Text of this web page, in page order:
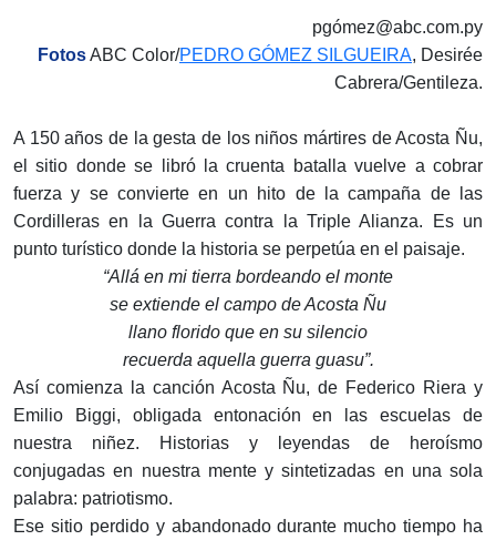
pgómez@abc.com.py
FotosABC Color/PEDRO GÓMEZ SILGUEIRA, Desirée
Cabrera/Gentileza.
A 150 años de la gesta de los niños mártires de Acosta Ñu,
el sitio donde se libró la cruenta batalla vuelve a cobrar
fuerza y se convierte en un hito de la campaña de las
Cordilleras en la Guerra contra la Triple Alianza. Es un
punto turístico donde la historia se perpetúa en el paisaje.
“Allá en mi tierra bordeando el monte
se extiende el campo de Acosta Ñu
llano florido que en su silencio
recuerda aquella guerra guasu”.
Así comienza la canción Acosta Ñu, de Federico Riera y
Emilio Biggi, obligada entonación en las escuelas de
nuestra niñez. Historias y leyendas de heroísmo
conjugadas en nuestra mente y sintetizadas en una sola
palabra: patriotismo.
Ese sitio perdido y abandonado durante mucho tiempo ha